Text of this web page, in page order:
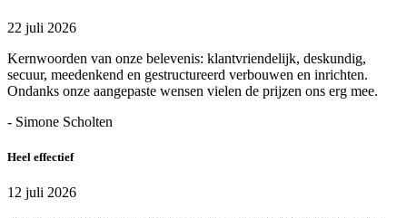
22 juli 2026
Kernwoorden van onze belevenis: klantvriendelijk, deskundig,
secuur, meedenkend en gestructureerd verbouwen en inrichten.
Ondanks onze aangepaste wensen vielen de prijzen ons erg mee.
- Simone Scholten
Heel effectief
12 juli 2026